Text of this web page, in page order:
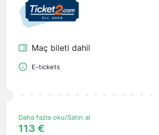
Maç bileti dahil
E-tickets
Daha fazla oku/Satın al
113 €